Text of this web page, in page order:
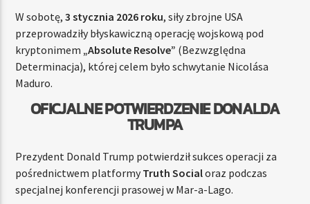
W sobotę,3 stycznia 2026 roku, siły zbrojne USA
przeprowadziły błyskawiczną operację wojskową pod
kryptonimem „Absolute Resolve” (Bezwzględna
Determinacja), której celem było schwytanie Nicolása
Maduro.
OFICJALNE POTWIERDZENIE DONALDA
TRUMPA
Prezydent Donald Trump potwierdził sukces operacji za
pośrednictwem platformyTruth Socialoraz podczas
specjalnej konferencji prasowej w Mar-a-Lago.